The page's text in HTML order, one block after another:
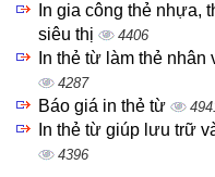
In gia công thẻ nhựa,
siêu thị
4406
In thẻ từ làm thẻ
4287
Báo giá in thẻ từ
In thẻ từ giúp lưu trữ
4396